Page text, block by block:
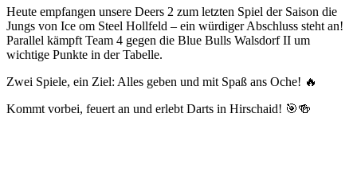
Heute empfangen unsere Deers 2 zum letzten Spiel der Saison die
Jungs von Ice om Steel Hollfeld – ein würdiger Abschluss steht an!
Parallel kämpft Team 4 gegen die Blue Bulls Walsdorf II um
wichtige Punkte in der Tabelle.
Zwei Spiele, ein Ziel: Alles geben und mit Spaß ans Oche! 🔥
Kommt vorbei, feuert an und erlebt Darts in Hirschaid! 🎯🍻